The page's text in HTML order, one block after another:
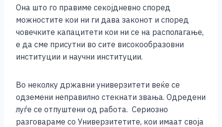
Она што го правиме секојдневно според
можностите кои ни ги дава законот и според
човечките капацитети кои ни се на располагање,
е да сме присутни во сите високообразовни
институции и научни институции.
Во неколку државни универзитети веќе се
одземени неправилно стекнати звања. Одредени
луѓе се отпуштени од работа. Сериозно
разговараме со Универзитетите, кои имаат своја